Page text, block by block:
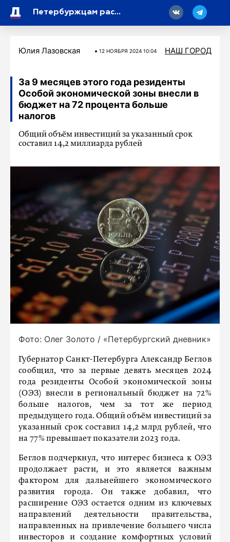
Петербуржцам рассказали, как ГАТИ предотвратила образование наледи во дворах
Юлия Лазовская 12 НОЯБРЯ 2024 10:04 НАШ ГОРОД
За 9 месяцев этого года резиденты
Особой экономической зоны внесли в
бюджет на 72 процента больше
налогов
Общий объём инвестиций за указанный срок
составил 14,2 миллиарда рублей
Фото: Олег Золото / «Петербургский дневник»
Губернатор Санкт-Петербурга Александр Беглов
сообщил, что за первые девять месяцев 2024
года резиденты Особой экономической зоны
(ОЭЗ) внесли в региональный бюджет на 72%
больше налогов, чем за тот же период
предыдущего года. Общий объём инвестиций за
указанный срок составил 14,2 млрд рублей, что
на 77% превышает показатели 2023 года.
Беглов подчеркнул, что интерес бизнеса к ОЭЗ
продолжает расти, и это является важным
фактором для дальнейшего экономического
развития города. Он также добавил, что
расширение ОЭЗ остается одним из ключевых
направлений деятельности правительства,
направленных на привлечение большего числа
инвесторов и создание комфортных условий